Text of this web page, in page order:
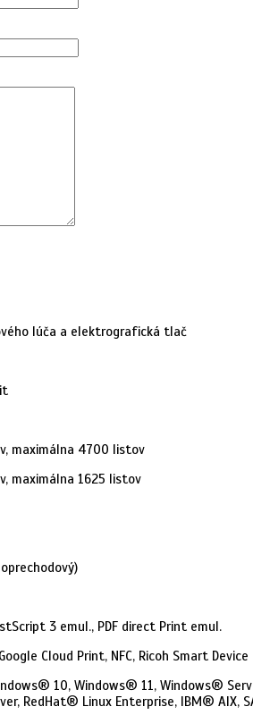
lúča a elektrografická tlač
maximálna 4700 listov
maximálna 1625 listov
3 emul., PDF direct Print emul.
Cloud Print, NFC, Ricoh Smart
10, Windows® 11, Windows®
RedHat® Linux Enterprise, IBM® AIX,